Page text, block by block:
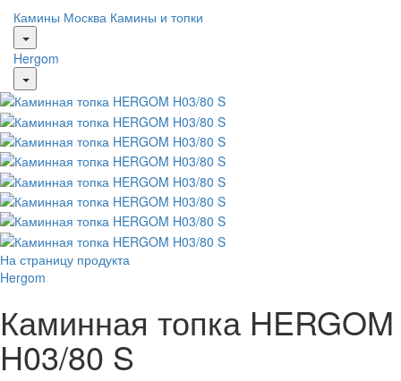
Камины Москва Камины и топки
Hergom
На страницу продукта
Hergom
Каминная топка HERGOM
H03/80 S